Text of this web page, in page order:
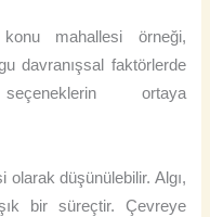
konu mahallesi örneği,
davranışsal faktörlerde
ortaya
olarak düşünülebilir. Algı,
bir süreçtir. Çevreye